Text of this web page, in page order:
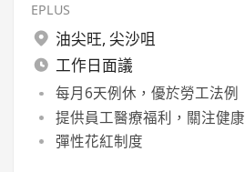
EPLUS
油尖旺, 尖沙咀
工作日面議
每月6天例休，優於勞工法例
提供員工醫療福利，關注健康
彈性花紅制度